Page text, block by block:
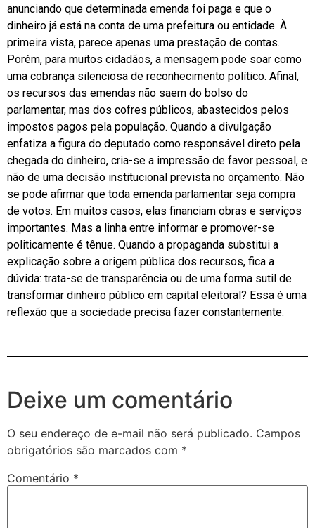
anunciando que determinada emenda foi paga e que o
dinheiro já está na conta de uma prefeitura ou entidade. À
primeira vista, parece apenas uma prestação de contas.
Porém, para muitos cidadãos, a mensagem pode soar como
uma cobrança silenciosa de reconhecimento político. Afinal,
os recursos das emendas não saem do bolso do
parlamentar, mas dos cofres públicos, abastecidos pelos
impostos pagos pela população. Quando a divulgação
enfatiza a figura do deputado como responsável direto pela
chegada do dinheiro, cria-se a impressão de favor pessoal, e
não de uma decisão institucional prevista no orçamento. Não
se pode afirmar que toda emenda parlamentar seja compra
de votos. Em muitos casos, elas financiam obras e serviços
importantes. Mas a linha entre informar e promover-se
politicamente é tênue. Quando a propaganda substitui a
explicação sobre a origem pública dos recursos, fica a
dúvida: trata-se de transparência ou de uma forma sutil de
transformar dinheiro público em capital eleitoral? Essa é uma
reflexão que a sociedade precisa fazer constantemente.
Deixe um comentário
O seu endereço de e-mail não será publicado. Campos
obrigatórios são marcados com *
Comentário *